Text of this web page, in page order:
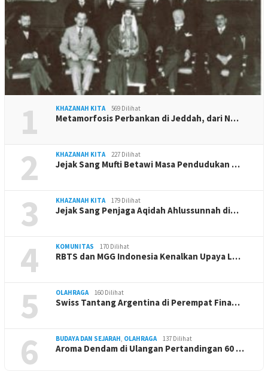
1 KHAZANAH KITA 569 Dilihat
Metamorfosis Perbankan di Jeddah, dari N…
2 KHAZANAH KITA 227 Dilihat
Jejak Sang Mufti Betawi Masa Pendudukan …
3 KHAZANAH KITA 179 Dilihat
Jejak Sang Penjaga Aqidah Ahlussunnah di…
4 KOMUNITAS 170 Dilihat
RBTS dan MGG Indonesia Kenalkan Upaya L…
5 OLAHRAGA 160 Dilihat
Swiss Tantang Argentina di Perempat Fina…
6 BUDAYA DAN SEJARAH, OLAHRAGA 137 Dilihat
Aroma Dendam di Ulangan Pertandingan 60 …